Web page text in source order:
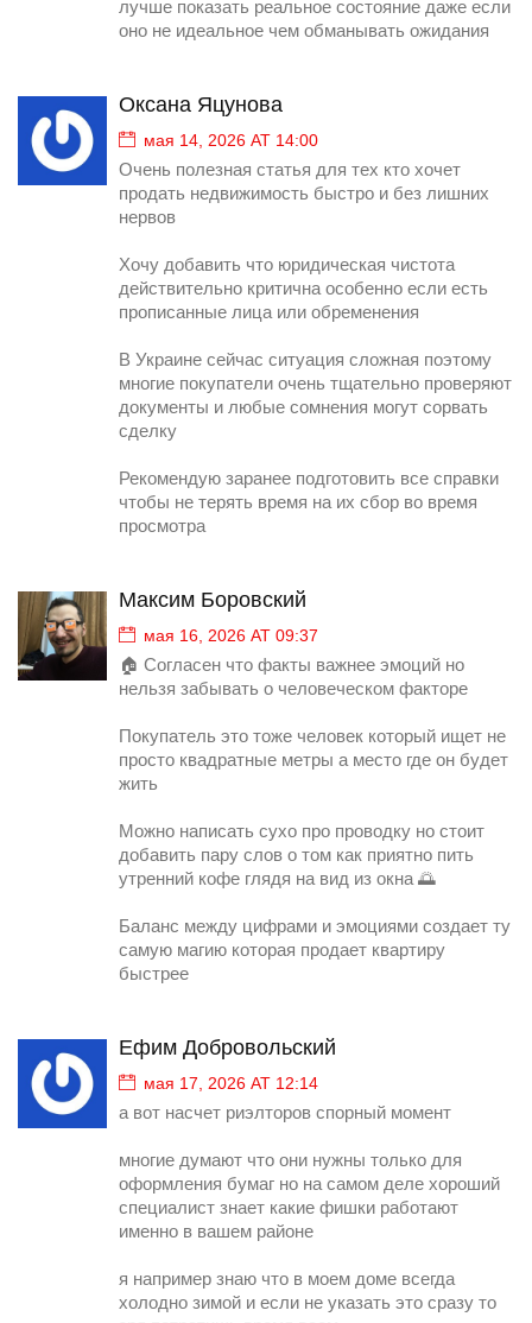
лучше показать реальное состояние даже если
оно не идеальное чем обманывать ожидания
Оксана Яцунова
мая 14, 2026 AT 14:00
Очень полезная статья для тех кто хочет
продать недвижимость быстро и без лишних
нервов
Хочу добавить что юридическая чистота
действительно критична особенно если есть
прописанные лица или обременения
В Украине сейчас ситуация сложная поэтому
многие покупатели очень тщательно проверяют
документы и любые сомнения могут сорвать
сделку
Рекомендую заранее подготовить все справки
чтобы не терять время на их сбор во время
просмотра
Максим Боровский
мая 16, 2026 AT 09:37
🏠 Согласен что факты важнее эмоций но
нельзя забывать о человеческом факторе
Покупатель это тоже человек который ищет не
просто квадратные метры а место где он будет
жить
Можно написать сухо про проводку но стоит
добавить пару слов о том как приятно пить
утренний кофе глядя на вид из окна 🌅
Баланс между цифрами и эмоциями создает ту
самую магию которая продает квартиру
быстрее
Ефим Добровольский
мая 17, 2026 AT 12:14
а вот насчет риэлторов спорный момент
многие думают что они нужны только для
оформления бумаг но на самом деле хороший
специалист знает какие фишки работают
именно в вашем районе
я например знаю что в моем доме всегда
холодно зимой и если не указать это сразу то